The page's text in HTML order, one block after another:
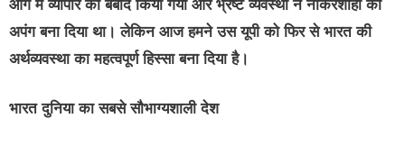
आग में व्यापार को बर्बाद किया गया और भ्रष्ट व्यवस्था ने नौकरशाही को
अपंग बना दिया था। लेकिन आज हमने उस यूपी को फिर से भारत की
अर्थव्यवस्था का महत्वपूर्ण हिस्सा बना दिया है।
भारत दुनिया का सबसे सौभाग्यशाली देश